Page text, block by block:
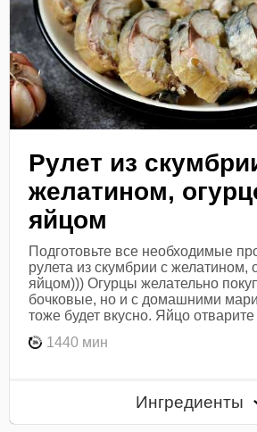
Рулет из
желатином,
яйцом
Подготовьте все необходимые
рулета из скумбрии с желатином,
яйцом))) Огурцы желательно
бочковые, но и с домашними
тоже будет вкусно. Яйцо
1440 мин
Ингредиенты